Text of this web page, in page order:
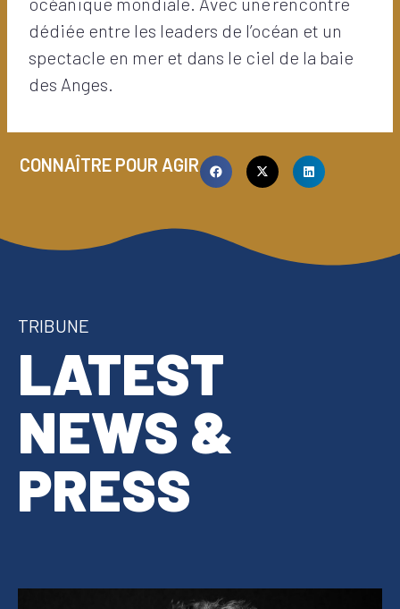
dédiée entre les leaders de l’océan et un
spectacle en mer et dans le ciel de la baie
des Anges.
CONNAÎTRE POUR AGIR
TRIBUNE
LATEST
NEWS &
PRESS